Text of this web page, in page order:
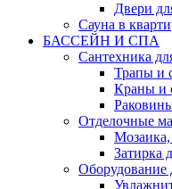
Двери
Сауна в
БАССЕЙН И СПА
Сантехника
Трапы и
Краны и
Отделочные
Мозаика,
Затирка
Оборудование